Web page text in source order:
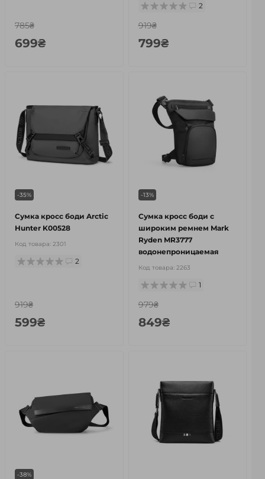
785₴
699₴
2
919₴
799₴
-35%
Сумка кросс боди Arctic
Hunter K00528
Код товара: 2301
2
919₴
599₴
-13%
Сумка кросс боди с
широким ремнем Mark
Ryden MR3777
водонепроницаемая
Код товара: 2263
1
979₴
849₴
-38%